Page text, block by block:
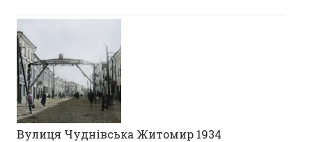
Вулиця Чуднівська Житомир 1934